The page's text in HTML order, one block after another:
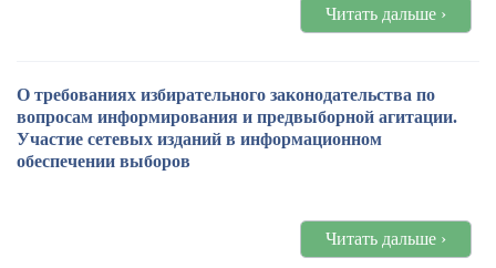
Читать дальше ›
О требованиях избирательного законодательства по
вопросам информирования и предвыборной агитации.
Участие сетевых изданий в информационном
обеспечении выборов
Читать дальше ›